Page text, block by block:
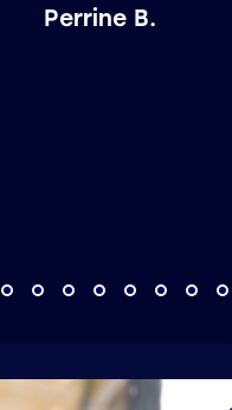
Perrine B.